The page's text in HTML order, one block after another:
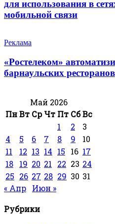
для использования в
мобильной связи
Реклама
«Ростелеком»
барнаульских ресторанов
Май 2026
ПнВт Ср Чт Пт СбВс
1
2
3
4
5 6 7 8 9
10
11
12 13 14 15 16 17
18
19 20 21 22 23 24
25 26 27 28 29 30 31
« Апр
Июн »
Рубрики